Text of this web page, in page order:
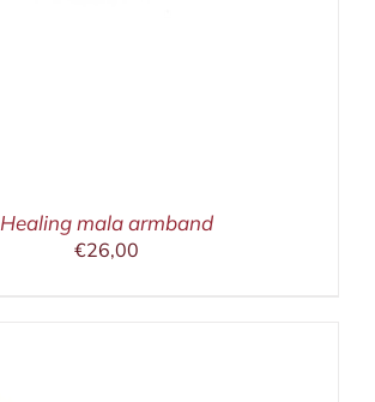
Healing mala armband
€26,00